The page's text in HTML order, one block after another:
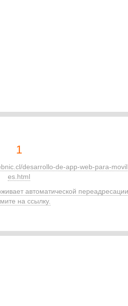
1
desarrollo-de-app-web-para-movil
es.html
автоматической
на ссылку.